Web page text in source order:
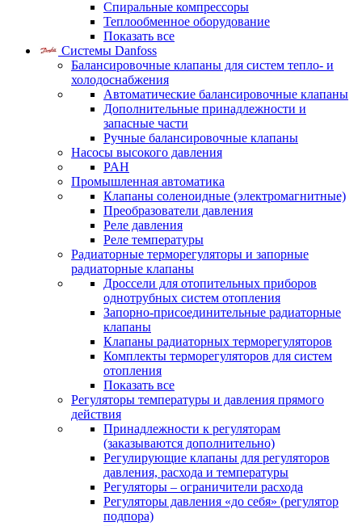
Спиральные компрессоры
Теплообменное оборудование
Показать все
Системы Danfoss
Балансировочные клапаны для систем тепло- и
холодоснабжения
Автоматические балансировочные клапаны
Дополнительные принадлежности и
запасные части
Ручные балансировочные клапаны
Насосы высокого давления
PAH
Промышленная автоматика
Клапаны соленоидные (электромагнитные)
Преобразователи давления
Реле давления
Реле температуры
Радиаторные терморегуляторы и запорные
радиаторные клапаны
Дроссели для отопительных приборов
однотрубных систем отопления
Запорно-присоединительные радиаторные
клапаны
Клапаны радиаторных терморегуляторов
Комплекты терморегуляторов для систем
отопления
Показать все
Регуляторы температуры и давления прямого
действия
Принадлежности к регуляторам
(заказываются дополнительно)
Регулирующие клапаны для регуляторов
давления, расхода и температуры
Регуляторы – ограничители расхода
Регуляторы давления «до себя» (регулятор
подпора)